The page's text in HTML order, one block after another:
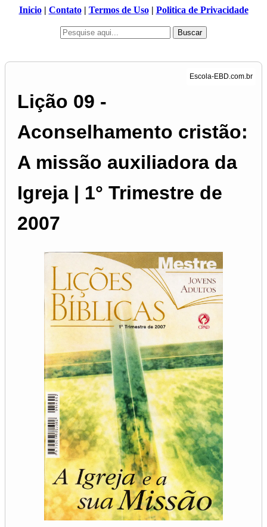
Inicio| Contato| Termos de Uso| Politica de Privacidade
Buscar
Lição 09 -
Aconselhamento cristão:
A missão auxiliadora da
Igreja | 1° Trimestre de
2007